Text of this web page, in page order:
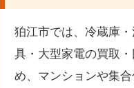
狛江市では、冷蔵庫
具・大型家電の買取
め、マンションや集